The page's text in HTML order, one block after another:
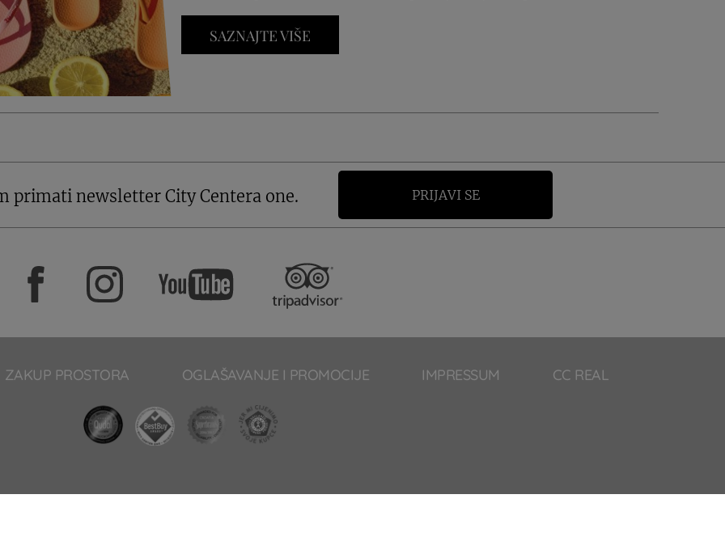
SAZNAJTE VIŠE
primati newsletter City Centera one. PRIJAVI SE
ZAKUP PROSTORA OGLAŠAVANJE I PROMOCIJE IMPRESSUM CC REAL